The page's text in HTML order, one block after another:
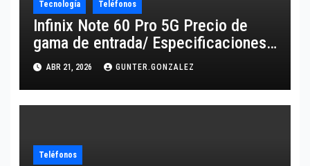
Tecnología Teléfonos
Infinix Note 60 Pro 5G Precio de
gama de entrada/ Especificaciones
de gama alta
ABR 21, 2026 GUNTER.GONZALEZ
Teléfonos